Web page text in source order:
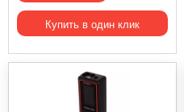
Купить в один клик